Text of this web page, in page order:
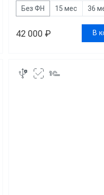
Без ФН 15 мес 36
42 000 ₽ В